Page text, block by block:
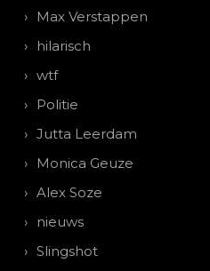
Max Verstappen
hilarisch
wtf
Politie
Jutta Leerdam
Monica Geuze
Alex Soze
nieuws
Slingshot